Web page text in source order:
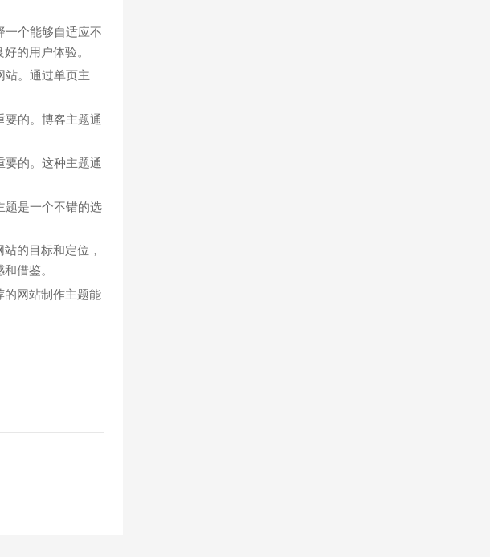
一个能够自适应不
的用户体验。
站。通过单页主
要的。博客主题通
要的。这种主题通
题是一个不错的选
的目标和定位，
借鉴。
的网站制作主题能